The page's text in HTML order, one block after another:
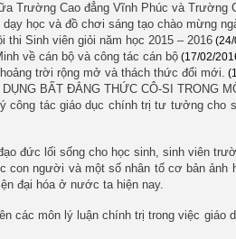
Trường Cao đẳng Vĩnh Phúc và Trường
dạy học và đồ chơi sáng tạo chào mừng
thi Sinh viên giỏi năm học 2015 – 2016
về cán bộ và công tác cán bộ (17/02/
trời rộng mở và thách thức đổi mới.
BẤT ĐẲNG THỨC CÔ-SI TRONG
công tác giáo dục chính trị tư tưởng cho
đức lối sống cho học sinh, sinh viên
con người và một số nhân tố cơ bản
đại hóa ở nước ta hiện nay.
các môn lý luận chính trị trong việc